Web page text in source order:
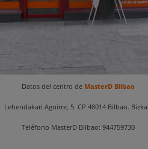
Datos del centro de MasterD Bilbao
Lehendakari Aguirre, 5. CP 48014 Bilbao.
Teléfono MasterD Bilbao: 944759730